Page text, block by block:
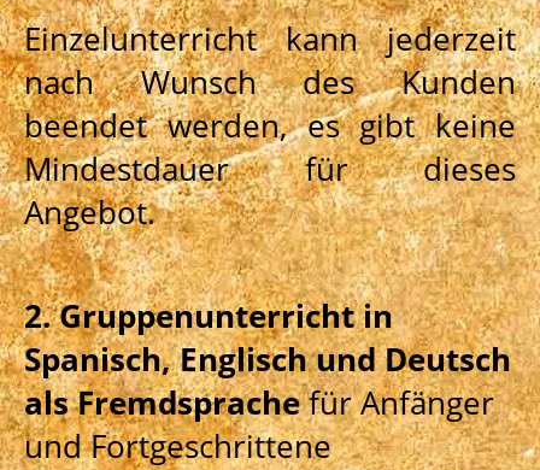
Einzelunterricht kann jederzeit
nach Wunsch des Kunden
beendet werden, es gibt keine
Mindestdauer für dieses
Angebot.
2. Gruppenunterricht in
Spanisch, Englisch und Deutsch
als Fremdsprachefür Anfänger
und Fortgeschrittene